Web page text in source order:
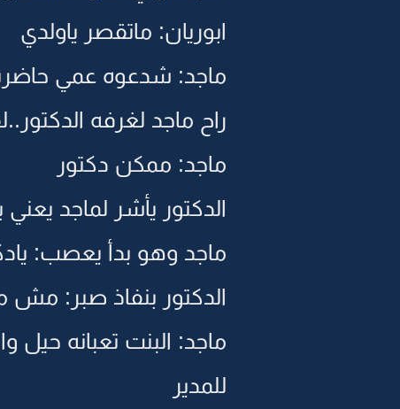
ابوريان: ماتقصر ياولدي
ماجد: شدعوه عمي
راح ماجد لغرفه
ماجد: ممكن دكتور
الدكتور يأشر لماجد
ماجد وهو بدأ يعصب:
الدكتور بنفاذ صبر:
ماجد: البنت تعبانه
للمدير